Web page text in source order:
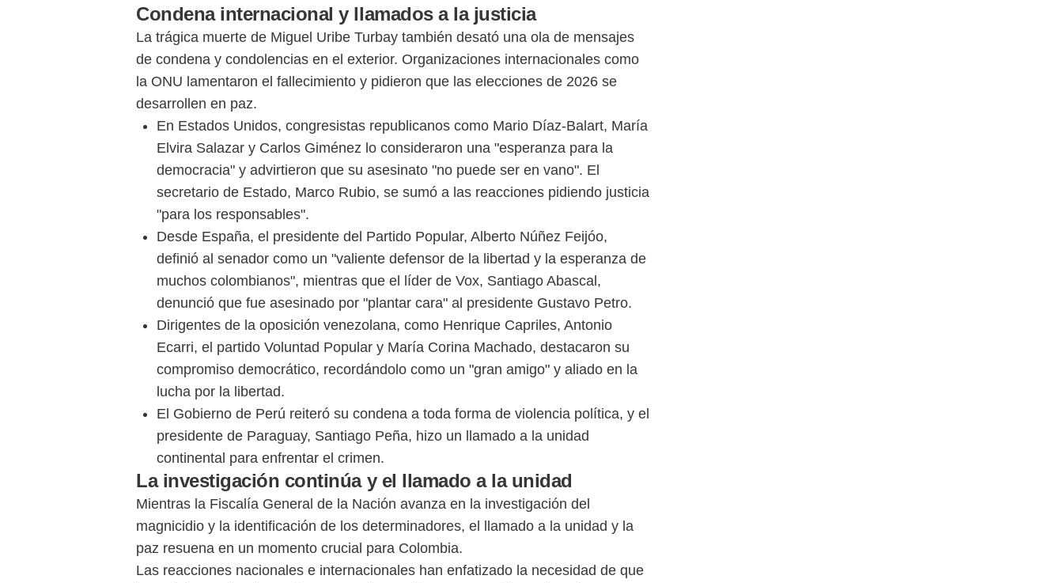
Condena internacional y llamados a la justicia
La trágica muerte de Miguel Uribe Turbay también desató una ola de mensajes
de condena y condolencias en el exterior. Organizaciones internacionales como
la ONU lamentaron el fallecimiento y pidieron que las elecciones de 2026 se
desarrollen en paz.
En Estados Unidos, congresistas republicanos como Mario Díaz-Balart, María
Elvira Salazar y Carlos Giménez lo consideraron una "esperanza para la
democracia" y advirtieron que su asesinato "no puede ser en vano". El
secretario de Estado, Marco Rubio, se sumó a las reacciones pidiendo justicia
"para los responsables".
Desde España, el presidente del Partido Popular, Alberto Núñez Feijóo,
definió al senador como un "valiente defensor de la libertad y la esperanza de
muchos colombianos", mientras que el líder de Vox, Santiago Abascal,
denunció que fue asesinado por "plantar cara" al presidente Gustavo Petro.
Dirigentes de la oposición venezolana, como Henrique Capriles, Antonio
Ecarri, el partido Voluntad Popular y María Corina Machado, destacaron su
compromiso democrático, recordándolo como un "gran amigo" y aliado en la
lucha por la libertad.
El Gobierno de Perú reiteró su condena a toda forma de violencia política, y el
presidente de Paraguay, Santiago Peña, hizo un llamado a la unidad
continental para enfrentar el crimen.
La investigación continúa y el llamado a la unidad
Mientras la Fiscalía General de la Nación avanza en la investigación del
magnicidio y la identificación de los determinadores, el llamado a la unidad y la
paz resuena en un momento crucial para Colombia.
Las reacciones nacionales e internacionales han enfatizado la necesidad de que